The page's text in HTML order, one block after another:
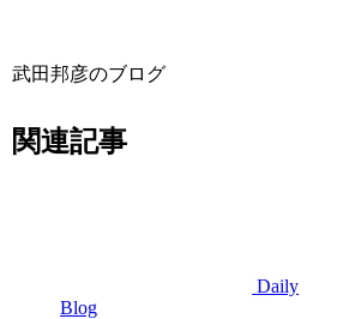
武田邦彦のブログ
関連記事
Daily
Blog